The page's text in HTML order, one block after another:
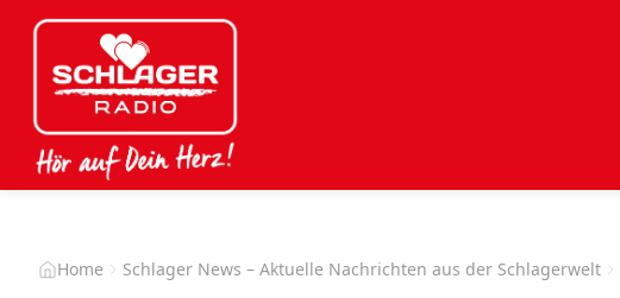
Home Schlager News – Aktuelle Nachrichten aus der Schlagerwelt